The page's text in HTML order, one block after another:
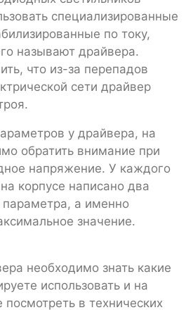
специализированные
по току,
называют драйвера.
что из-за перепадов
сети драйвер
у драйвера, на
обратить внимание при
напряжение. У каждого
корпусе написано два
параметра, а именно
значение.
необходимо знать какие
использовать и на
в технических